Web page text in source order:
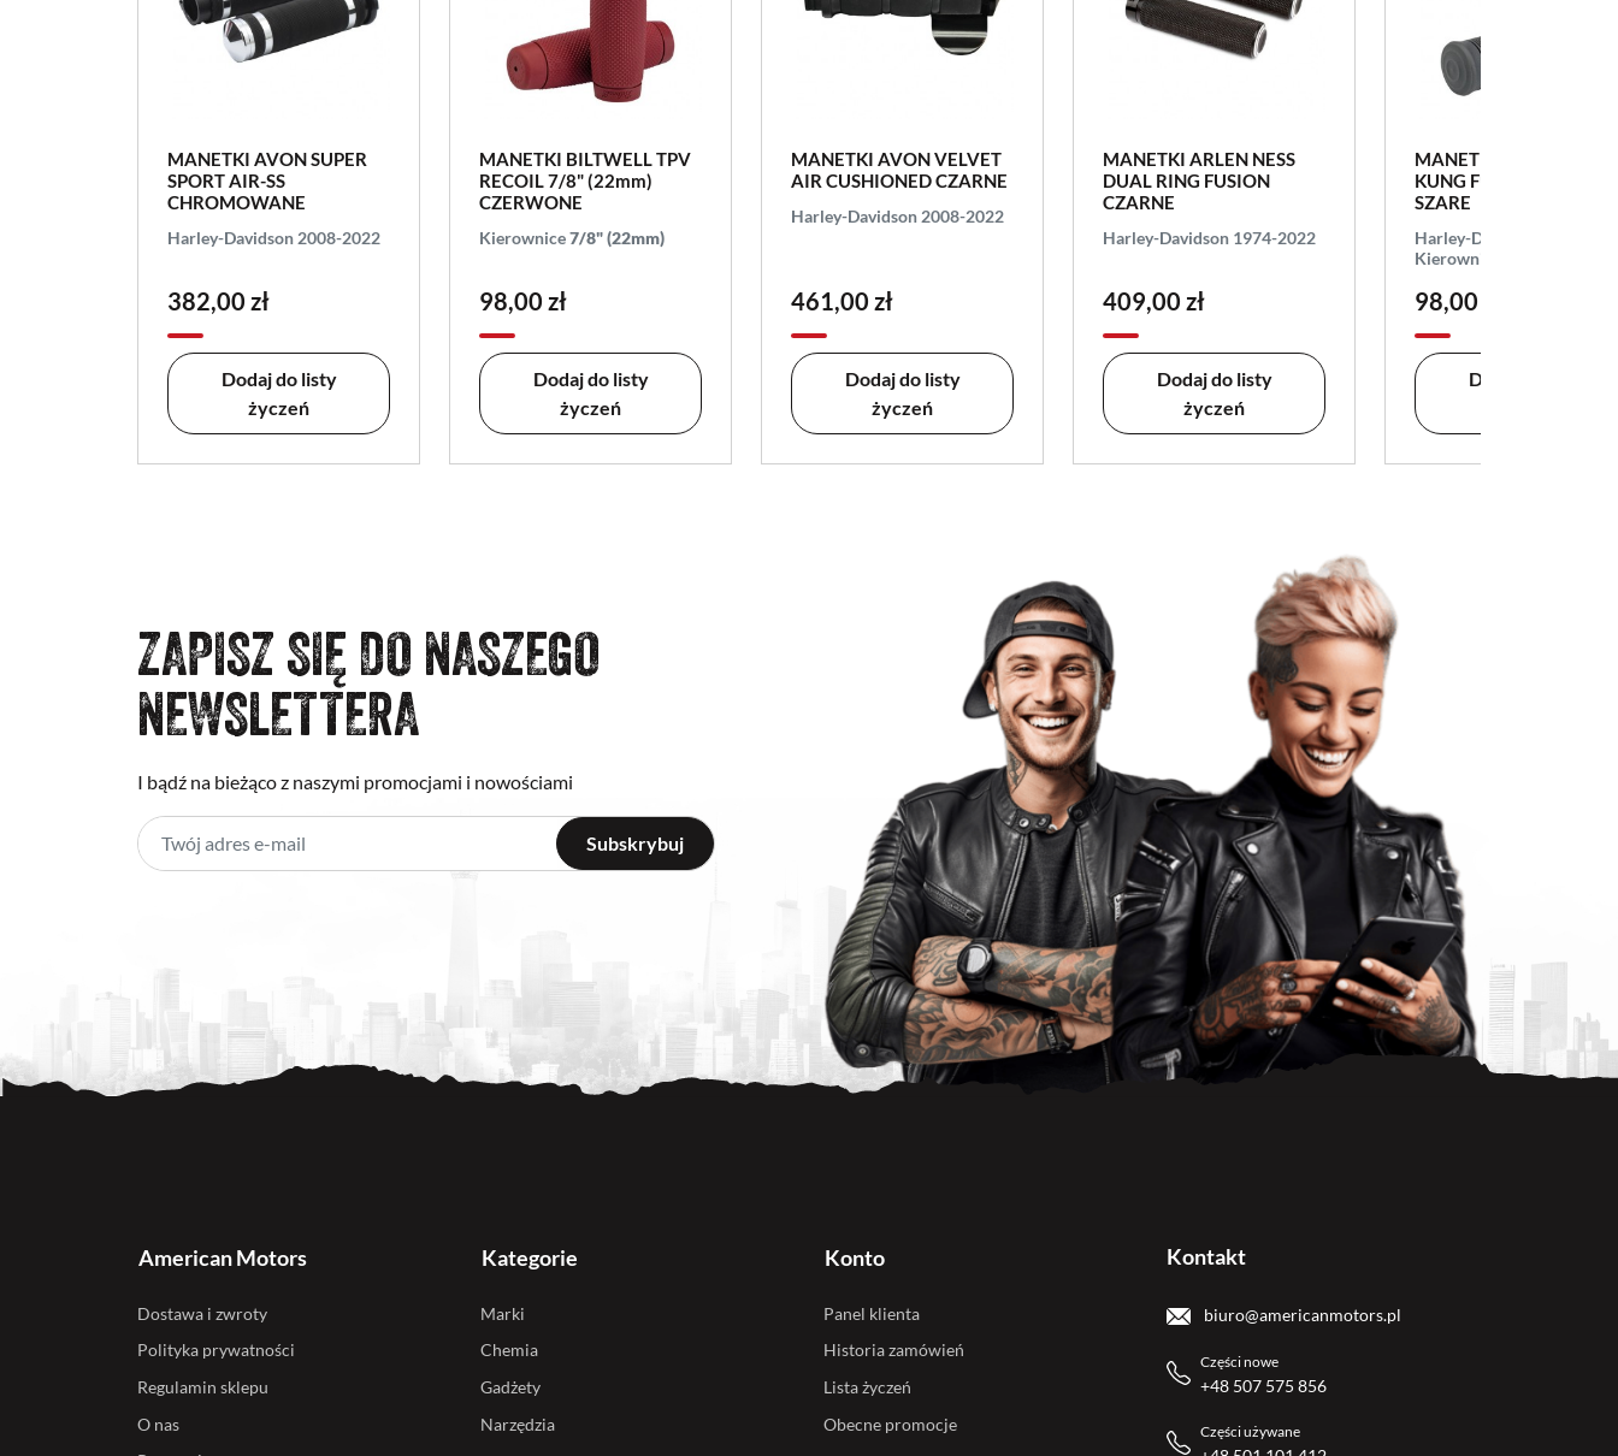
MANETKI AVON SUPER
SPORT AIR-SS
CHROMOWANE
Harley-Davidson 2008-2022
382,00 zł
Dodaj do listy
życzeń
MANETKI BILTWELL TPV
RECOIL 7/8" (22mm)
CZERWONE
Kierownice7/8" (22mm)
98,00 zł
Dodaj do listy
życzeń
MANETKI AVON VELVET
AIR CUSHIONED CZARNE
Harley-Davidson 2008-2022
461,00 zł
Dodaj do listy
życzeń
MANETKI ARLEN NESS
DUAL RING FUSION
CZARNE
Harley-Davidson 1974-2022
409,00 zł
Dodaj do listy
życzeń
MANETKI BILTWELL
KUNG FU 1" (25.4mm)
SZARE
Harley-Davidson 1974-
Kierownice 1" (25.4mm)
98,00 zł
Dodaj do listy
ZAPISZ SIĘ DO NASZEGO
NEWSLETTERA
I bądź na bieżąco z naszymi promocjami i nowościami
American Motors
Dostawa i zwroty
Polityka prywatności
Regulamin sklepu
O nas
Kategorie
Marki
Chemia
Gadżety
Narzędzia
Konto
Panel klienta
Historia zamówień
Lista życzeń
Obecne promocje
Kontakt
biuro@americanmotors.pl
Części nowe
+48 507 575 856
Części używane